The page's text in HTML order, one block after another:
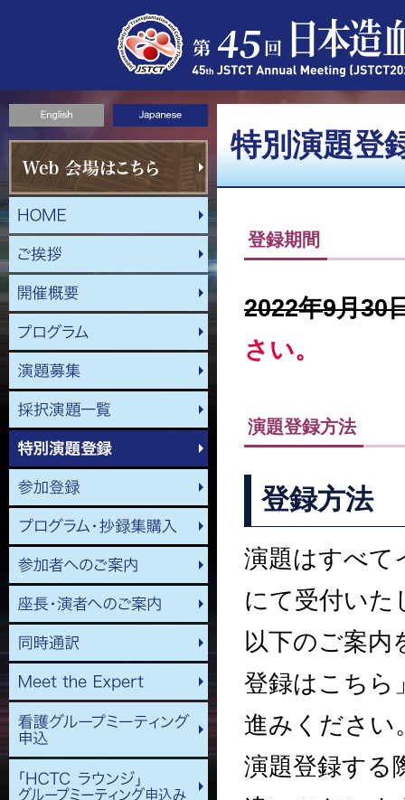
特別演題登
登録期間
2022年9月30
さい。
演題登録方法
登録方法
演題はすべて
にて受付いた
以下のご案内
登録はこちら
進みください
演題登録する